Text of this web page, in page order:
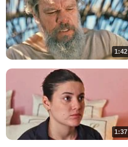
1:42
1:37